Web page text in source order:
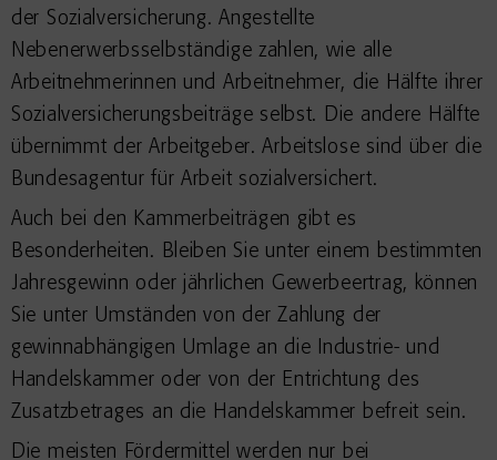
der Sozialversicherung. Angestellte
Nebenerwerbsselbständige zahlen, wie alle
Arbeitnehmerinnen und Arbeitnehmer, die Hälfte ihrer
Sozialversicherungsbeiträge selbst. Die andere Hälfte
übernimmt der Arbeitgeber. Arbeitslose sind über die
Bundesagentur für Arbeit sozialversichert.
Auch bei den Kammerbeiträgen gibt es
Besonderheiten. Bleiben Sie unter einem bestimmten
Jahresgewinn oder jährlichen Gewerbeertrag, können
Sie unter Umständen von der Zahlung der
gewinnabhängigen Umlage an die Industrie- und
Handelskammer oder von der Entrichtung des
Zusatzbetrages an die Handelskammer befreit sein.
Die meisten Fördermittel werden nur bei